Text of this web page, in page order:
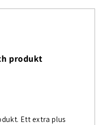
produkt
Ett extra plus